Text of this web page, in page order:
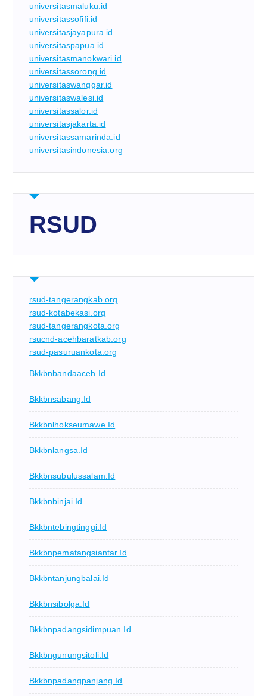
universitasmaluku.id
universitassofifi.id
universitasjayapura.id
universitaspapua.id
universitasmanokwari.id
universitassorong.id
universitaswanggar.id
universitaswalesi.id
universitassalor.id
universitasjakarta.id
universitassamarinda.id
universitasindonesia.org
RSUD
rsud-tangerangkab.org
rsud-kotabekasi.org
rsud-tangerangkota.org
rsucnd-acehbaratkab.org
rsud-pasuruankota.org
Bkkbnbandaaceh.id
Bkkbnsabang.id
Bkkbnlhokseumawe.id
Bkkbnlangsa.id
Bkkbnsubulussalam.id
Bkkbnbinjai.id
Bkkbntebingtinggi.id
Bkkbnpematangsiantar.id
Bkkbntanjungbalai.id
Bkkbnsibolga.id
Bkkbnpadangsidimpuan.id
Bkkbngunungsitoli.id
Bkkbnpadangpanjang.id